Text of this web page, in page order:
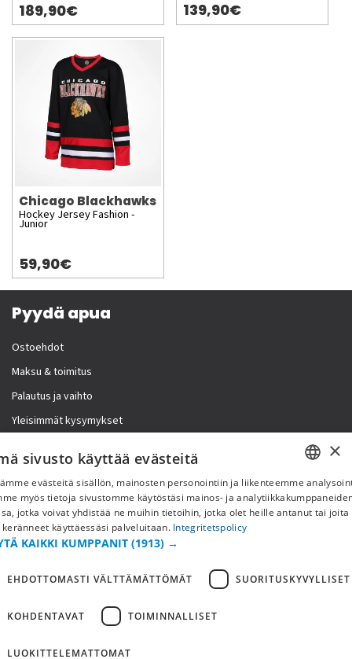
189,90€ 139,90€
Chicago Blackhawks
Hockey Jersey Fashion -
Junior
59,90€
Pyydä apua
Ostoehdot
Maksu & toimitus
Palautus ja vaihto
Yleisimmät kysymykset
Lisää meistä
Yritystiedot
FI
×
sivusto käyttää evästeitä
evästeitä sisällön, mainosten personointiin ja liikenteemme
myös tietoja sivustomme käytöstäsi mainos- ja
jotka voivat yhdistää ne muihin tietoihin, jotka olet heille antanut tai joita
keränneet käyttäessäsi palveluitaan. Integritetspolicy
KAIKKI KUMPPANIT (1913) →
EHDOTTOMASTI VÄLTTÄMÄTTÖMÄT SUORITUSKYVYLLISET
KOHDENTAVAT TOIMINNALLISET
LUOKITTELEMATTOMAT